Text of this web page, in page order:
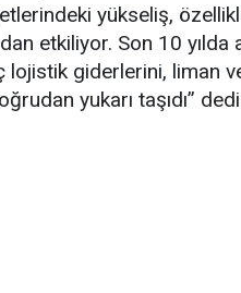
yükseliş,
etkiliyor. Son 10 yılda
lojistik giderlerini, liman
yukarı taşıdı”